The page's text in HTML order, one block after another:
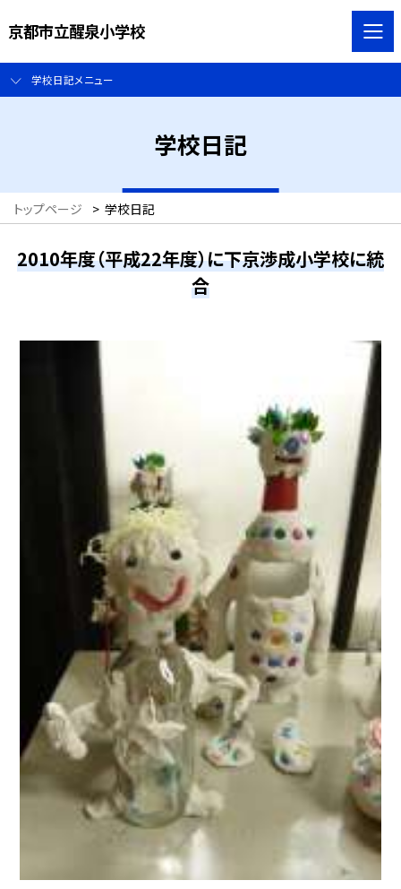
京都市立醒泉小学校
学校日記メニュー
学校日記
トップページ > 学校日記
2010年度（平成22年度）に下京渉成小学校に統
合